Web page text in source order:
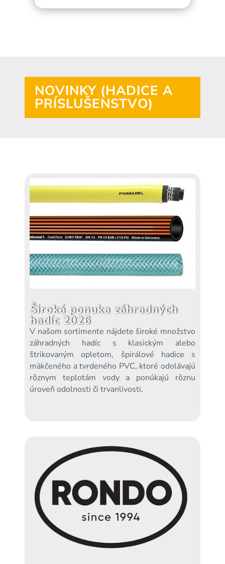
NOVINKY (HADICE A
PRÍSLUŠENSTVO)
Široká ponuka záhradných
hadíc 2026
V našom sortimente nájdete široké množstvo
záhradných hadíc s klasickým alebo
štrikovaným opletom, špirálové hadice s
mäkčeného a tvrdeného PVC, ktoré odolávajú
rôznym teplotám vody a ponúkajú rôznu
úroveň odolnosti či trvanlivosti.